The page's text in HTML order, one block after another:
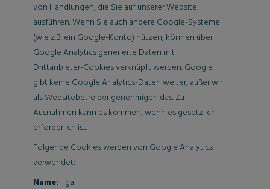
von Handlungen, die Sie auf unserer Website
ausführen. Wenn Sie auch andere Google-Systeme
(wie z.B. ein Google-Konto) nützen, können über
Google Analytics generierte Daten mit
Drittanbieter-Cookies verknüpft werden. Google
gibt keine Google Analytics-Daten weiter, außer wir
als Websitebetreiber genehmigen das. Zu
Ausnahmen kann es kommen, wenn es gesetzlich
erforderlich ist.
Folgende Cookies werden von Google Analytics
verwendet:
Name:_ga